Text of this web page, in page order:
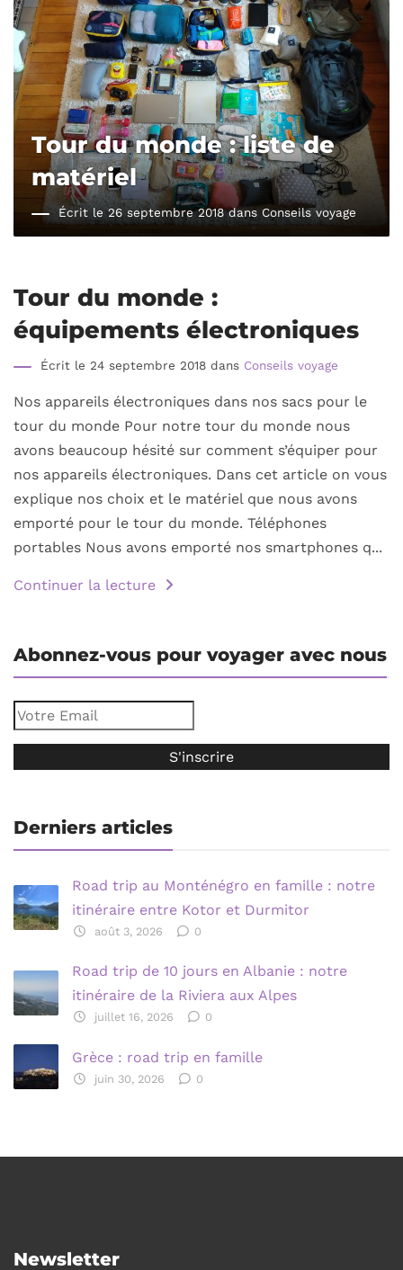
Tour du monde : liste de
matériel
Écrit le 26 septembre 2018 dans Conseils voyage
Tour du monde :
équipements électroniques
Écrit le 24 septembre 2018 dans Conseils voyage
Nos appareils électroniques dans nos sacs pour le
tour du monde Pour notre tour du monde nous
avons beaucoup hésité sur comment s’équiper pour
nos appareils électroniques. Dans cet article on vous
explique nos choix et le matériel que nous avons
emporté pour le tour du monde. Téléphones
portables Nous avons emporté nos smartphones q...
Continuer la lecture
Abonnez-vous pour voyager avec nous
Derniers articles
Road trip au Monténégro en famille : notre
itinéraire entre Kotor et Durmitor
août 3, 2026 0
Road trip de 10 jours en Albanie : notre
itinéraire de la Riviera aux Alpes
juillet 16, 2026 0
Grèce : road trip en famille
juin 30, 2026 0
Newsletter